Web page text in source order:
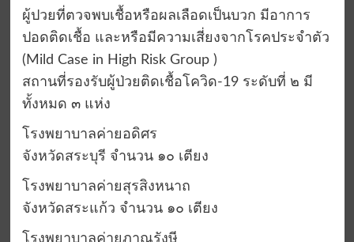
ผู้ปวยที่ตวจพบเชื้อหรือผลเลือดเป็นบวก มีอาการ
ปอดติดเชื้อ และหรือมีความเสี่ยงจากโรคประจำตัว
(Mild Case in High Risk Group )
สถานที่รองรับผู้ป่วยติดเชื้อโควิด-19 ระดับที่ ๒ มี
ทั้งหมด ๓ แห่ง
โรงพยาบาลค่ายอดิศร
จังหวัดสระบุรี จำนวน ๑๐ เตียง
โรงพยาบาลค่ายสุรสิงหนาถ
จังหวัดสระแก้ว จำนวน ๑๐ เตียง